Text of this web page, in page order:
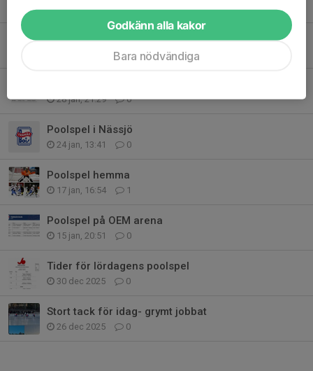
4 feb, 19:10 0
Bra kämpat
0
28 jan, 21:29 0
Poolspel i Nässjö
24 jan, 13:41 0
Poolspel hemma
17 jan, 16:54 1
Poolspel på OEM arena
15 jan, 20:51 0
Tider för lördagens poolspel
30 dec 2025 0
Stort tack för idag- grymt jobbat
26 dec 2025 0
Godkänn alla kakor
Bara nödvändiga